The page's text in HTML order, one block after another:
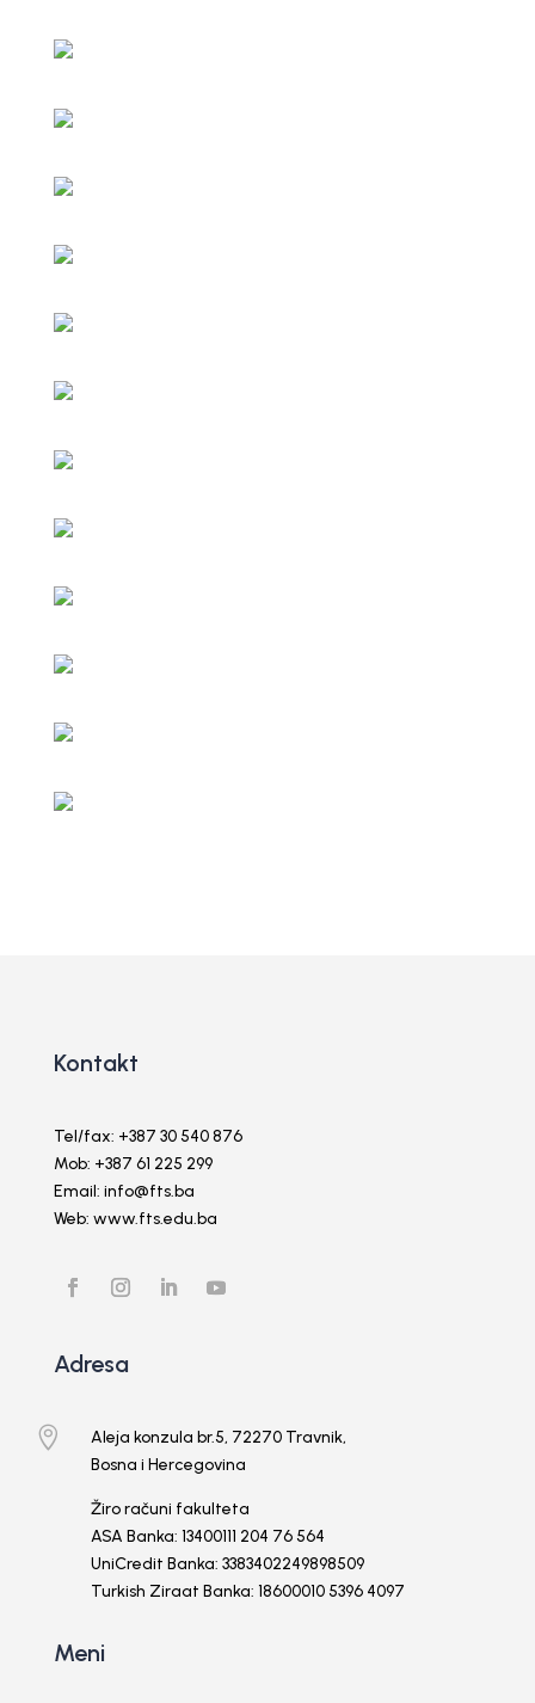
Kontakt
Tel/fax: +387 30 540 876
Mob: +387 61 225 299
Email: info@fts.ba
Web: www.fts.edu.ba
Adresa

Aleja konzula br.5, 72270 Travnik,
Bosna i Hercegovina
Žiro računi fakulteta
ASA Banka: 13400111 204 76 564
UniCredit Banka: 3383402249898509
Turkish Ziraat Banka: 18600010 5396 4097
Meni